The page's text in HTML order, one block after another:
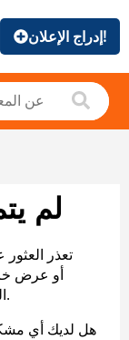
إدراج الإعلان!
لم
تعذر
الخاصة بنا لمساعدتك في العثور على ما تريد.
هل لديك أي